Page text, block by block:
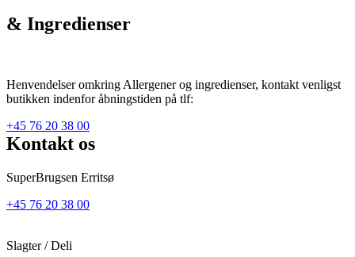
& Ingredienser
Henvendelser omkring Allergener og ingredienser, kontakt venligst
butikken indenfor åbningstiden på tlf:
+45 76 20 38 00
Kontakt os
SuperBrugsen Erritsø
+45 76 20 38 00
Slagter / Deli